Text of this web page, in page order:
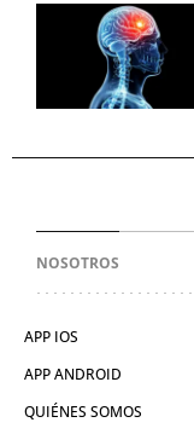
NOSOTROS
APP IOS
APP ANDROID
QUIÉNES SOMOS